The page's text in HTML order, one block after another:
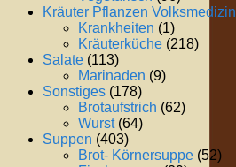
Kräuter Pflanzen Volksmedizin
Krankheiten (1)
Kräuterküche (218)
Salate (113)
Marinaden (9)
Sonstiges (178)
Brotaufstrich (62)
Wurst(64)
Suppen (403)
Brot- Körnersuppe (52)